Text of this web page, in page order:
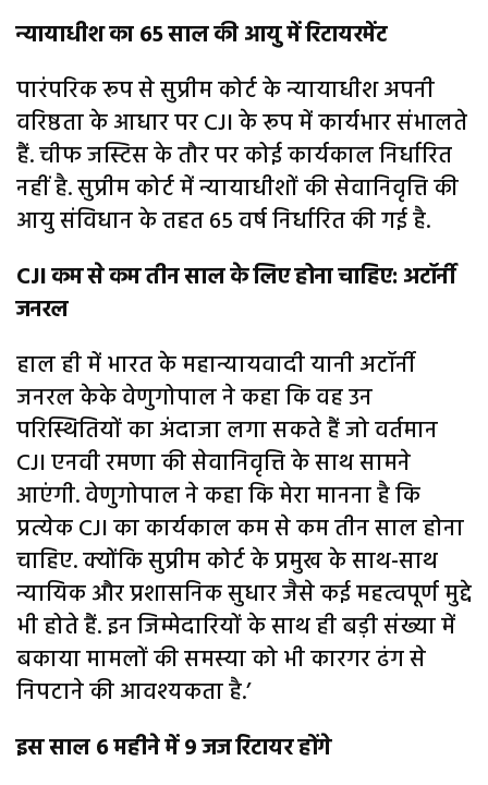
न्यायाधीश का 65 साल की आयु में रिटायरमेंट
पारंपरिक रूप से सुप्रीम कोर्ट के न्यायाधीश अपनी
वरिष्ठता के आधार पर CJI के रूप में कार्यभार संभालते
हैं. चीफ जस्टिस के तौर पर कोई कार्यकाल निर्धारित
नहीं है. सुप्रीम कोर्ट में न्यायाधीशों की सेवानिवृत्ति की
आयु संविधान के तहत 65 वर्ष निर्धारित की गई है.
CJI कम से कम तीन साल के लिए होना चाहिए: अटॉर्नी
जनरल
हाल ही में भारत के महान्यायवादी यानी अटॉर्नी
जनरल केके वेणुगोपाल ने कहा कि वह उन
परिस्थितियों का अंदाजा लगा सकते हैं जो वर्तमान
CJI एनवी रमणा की सेवानिवृत्ति के साथ सामने
आएंगी. वेणुगोपाल ने कहा कि मेरा मानना ​​है कि
प्रत्येक CJI का कार्यकाल कम से कम तीन साल होना
चाहिए. क्योंकि सुप्रीम कोर्ट के प्रमुख के साथ-साथ
न्यायिक और प्रशासनिक सुधार जैसे कई महत्वपूर्ण मुद्दे
भी होते हैं. इन जिम्मेदारियों के साथ ही बड़ी संख्या में
बकाया मामलों की समस्या को भी कारगर ढंग से
निपटाने की आवश्यकता है.’
इस साल 6 महीने में 9 जज रिटायर होंगे